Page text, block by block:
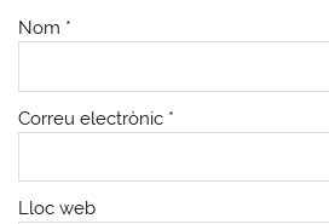
Nom *
Correu electrònic *
Lloc web